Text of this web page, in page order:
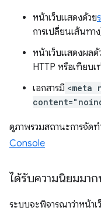
หน้าเว็บแสดงด้วย
การเปลี่ยนเส้นทา
หน้าเว็บแสดงผลด้
HTTP หรือเทียบเ
เอกสารมี <meta
ดูภาพรวมสถานะการจัด
Console
ได้รับความนิยมมา
ระบบจะพิจารณาว่าหน้า